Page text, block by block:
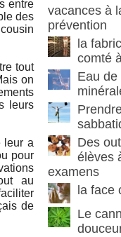
entre
des
tout
on
leurs
leur a
pour
au
de
vacances à
prévention
la
comté
Eau de
Des
élèves
examens
la face
Le